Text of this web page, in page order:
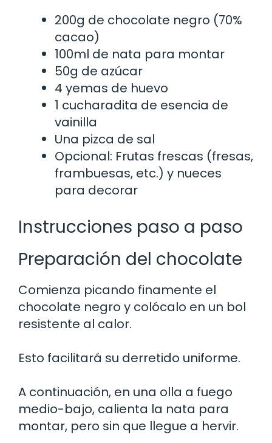
200g de chocolate negro (70%
cacao)
100ml de nata para montar
50g de azúcar
4 yemas de huevo
1 cucharadita de esencia de
vainilla
Una pizca de sal
Opcional: Frutas frescas (fresas,
frambuesas, etc.) y nueces
para decorar
Instrucciones paso a paso
Preparación del chocolate
Comienza picando finamente el
chocolate negro y colócalo en un bol
resistente al calor.
Esto facilitará su derretido uniforme.
A continuación, en una olla a fuego
medio-bajo, calienta la nata para
montar, pero sin que llegue a hervir.